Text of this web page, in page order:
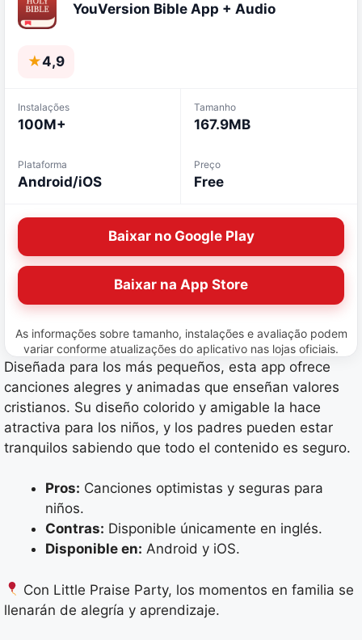
YouVersion Bible App + Audio
★4,9
Instalações
100M+
Tamanho
167.9MB
Plataforma
Android/iOS
Preço
Free
Baixar no Google Play
Baixar na App Store
As informações sobre tamanho, instalações e avaliação podem
variar conforme atualizações do aplicativo nas lojas oficiais.
Diseñada para los más pequeños, esta app ofrece
canciones alegres y animadas que enseñan valores
cristianos. Su diseño colorido y amigable la hace
atractiva para los niños, y los padres pueden estar
tranquilos sabiendo que todo el contenido es seguro.
Pros: Canciones optimistas y seguras para
niños.
Contras: Disponible únicamente en inglés.
Disponible en: Android y iOS.
Con Little Praise Party, los momentos en familia se
llenarán de alegría y aprendizaje.